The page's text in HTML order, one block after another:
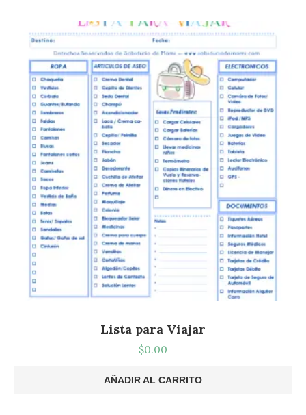
Lista para Viajar
$0.00
AÑADIR AL CARRITO